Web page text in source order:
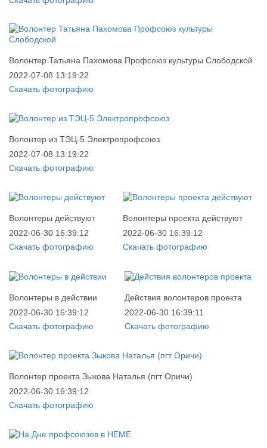
Волонтер Татьяна Пахомова Профсоюз культуры Слободской
2022-07-08 13:19:22
Скачать фотографию
Волонтер из ТЭЦ-5 Электропрофсоюз
2022-07-08 13:19:22
Скачать фотографию
Волонтеры действуют
2022-06-30 16:39:12
Скачать фотографию
Волонтеры проекта действуют
2022-06-30 16:39:12
Скачать фотографию
Волонтеры в действии
2022-06-30 16:39:12
Скачать фотографию
Действия волонтеров проекта
2022-06-30 16:39:11
Скачать фотографию
Волонтер проекта Зыкова Наталья (пгт Оричи)
2022-06-30 16:39:12
Скачать фотографию